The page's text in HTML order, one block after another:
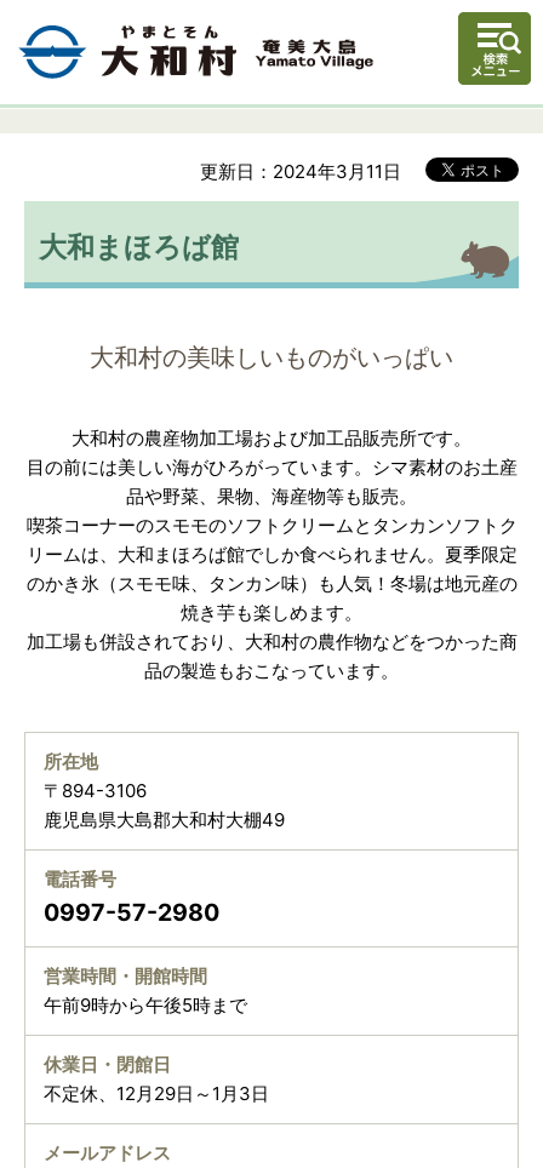
更新日：2024年3月11日
大和まほろば館
大和村の美味しいものがいっぱい
大和村の農産物加工場および加工品販売所です。
目の前には美しい海がひろがっています。シマ素材のお土産
品や野菜、果物、海産物等も販売。
喫茶コーナーのスモモのソフトクリームとタンカンソフトク
リームは、大和まほろば館でしか食べられません。夏季限定
のかき氷（スモモ味、タンカン味）も人気！冬場は地元産の
焼き芋も楽しめます。
加工場も併設されており、大和村の農作物などをつかった商
品の製造もおこなっています。
所在地
〒894-3106
鹿児島県大島郡大和村大棚49
電話番号
0997-57-2980
営業時間・開館時間
午前9時から午後5時まで
休業日・閉館日
不定休、12月29日～1月3日
メールアドレス